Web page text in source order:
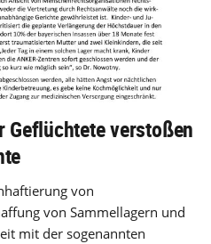
Geflüchtete verstoßen
von
von Sammellagern und
mit der sogenannten